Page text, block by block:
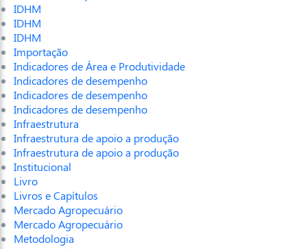
IDHM
IDHM
IDHM
Importação
Indicadores de Área e Produtividade
Indicadores de desempenho
Indicadores de desempenho
Indicadores de desempenho
Infraestrutura
Infraestrutura de apoio a produção
Infraestrutura de apoio a produção
Institucional
Livro
Livros e Capítulos
Mercado Agropecuário
Mercado Agropecuário
Metodologia